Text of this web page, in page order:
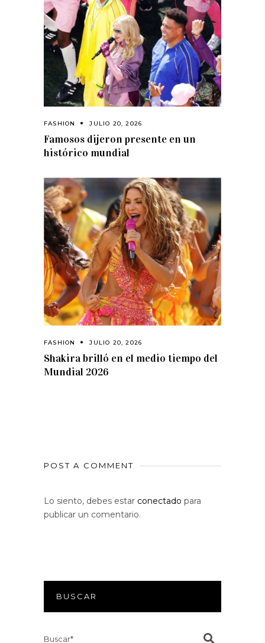
FASHION JULIO 20, 2026
Famosos dijeron presente en un
histórico mundial
FASHION JULIO 20, 2026
Shakira brilló en el medio tiempo del
Mundial 2026
POST A COMMENT
Lo siento, debes estar conectado para
publicar un comentario.
BUSCAR